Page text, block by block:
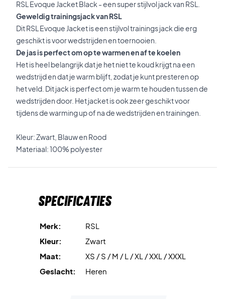
RSL Evoque Jacket Black - een super stijlvol jack van RSL.
Geweldig trainingsjack van RSL
Dit RSL Evoque Jacket is een stijlvol trainings jack die erg
geschikt is voor wedstrijden en toernooien.
De jas is perfect om op te warmen en af te koelen
Het is heel belangrijk dat je het niet te koud krijgt na een
wedstrijd en dat je warm blijft, zodat je kunt presteren op
het veld. Dit jack is perfect om je warm te houden tussen de
wedstrijden door. Het jacket is ook zeer geschikt voor
tijdens de warming up of na de wedstrijden en trainingen.
Kleur: Zwart, Blauw en Rood
Materiaal: 100% polyester
Specificaties
Merk:
RSL
Kleur:
Zwart
Maat:
XS / S / M / L / XL / XXL / XXXL
Geslacht:
Heren